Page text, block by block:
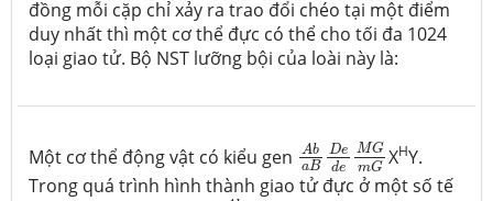
đồng mỗi cặp chỉ xảy ra trao đổi chéo tại một điểm
duy nhất thì một cơ thể đực có thể cho tối đa 1024
loại giao tử. Bộ NST lưỡng bội của loài này là:
Một cơ thể động vật có kiểu gen Ab
aB
De
de
MG
mG
Ab aB Ded eM
XHY.
Trong quá trình hình thành giao tử đực ở một số tế